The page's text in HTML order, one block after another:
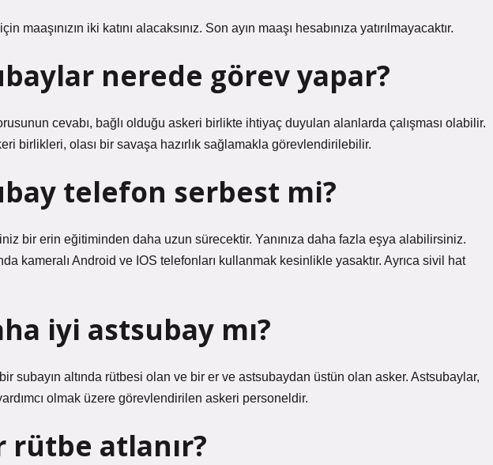
maaşınızın iki katını alacaksınız. Son ayın maaşı hesabınıza yatırılmayacaktır.
nerede görev yapar?
cevabı, bağlı olduğu askeri birlikte ihtiyaç duyulan alanlarda çalışması olabilir.
birlikleri, olası bir savaşa hazırlık sağlamakla görevlendirilebilir.
telefon serbest mi?
bir erin eğitiminden daha uzun sürecektir. Yanınıza daha fazla eşya alabilirsiniz.
kameralı Android ve IOS telefonları kullanmak kesinlikle yasaktır. Ayrıca sivil hat
iyi astsubay mı?
subayın altında rütbesi olan ve bir er ve astsubaydan üstün olan asker. Astsubaylar,
olmak üzere görevlendirilen askeri personeldir.
rütbe atlanır?